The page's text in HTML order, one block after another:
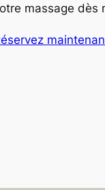
massage dès